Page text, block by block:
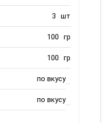
3 шт
100 гр
100 гр
по вкусу
по вкусу